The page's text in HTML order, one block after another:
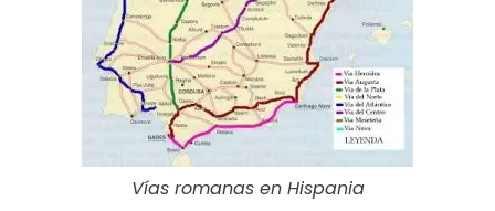
Vías romanas en Hispania